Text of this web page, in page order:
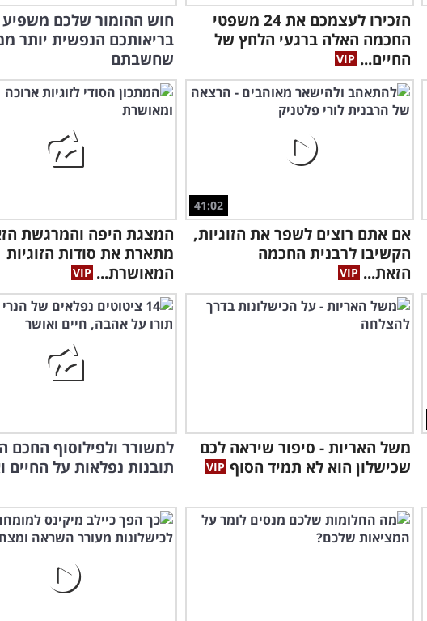
הזכירו לעצמכם את 24 משפטי
החכמה האלה ברגעי הלחץ של
החיים...
חוש ההומור שלכם
בריאותכם הנפשית יותר
שחשבתם
41:02
אם אתם רוצים לשפר את הזוגיות,
הקשיבו לרבנית החכמה
הזאת...
המצגת היפה והמרגשת
מתארת את סודות הזוגיות
המאושרת...
משל האריות - סיפור שיראה לכם
שכישלון הוא לא תמיד הסוף
למשורר ולפילוסוף החכם
תובנות נפלאות על החיים